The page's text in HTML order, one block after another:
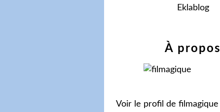
Eklablog
À propos
Voir le profil de filmagique